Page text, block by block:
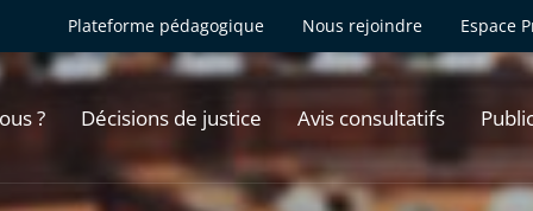
Plateforme pédagogique Nous rejoindre Espace
? Décisions de justice Avis consultatifs